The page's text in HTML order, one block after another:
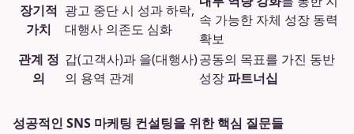
장기적
가치
광고 중단 시 성과 하락,
대행사 의존도 심화
속 가능한 자체 성장 동력
확보
관계 정
의
갑(고객사)과 을(대행사)
의 용역 관계
공동의 목표를 가진 동반
성장파트너십
성공적인 SNS 마케팅 컨설팅을 위한 핵심 질문들